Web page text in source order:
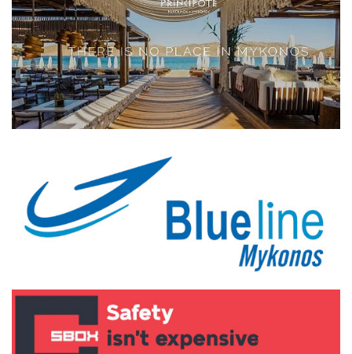
Elections 2023
Γλώσσα
Ελληνικά English